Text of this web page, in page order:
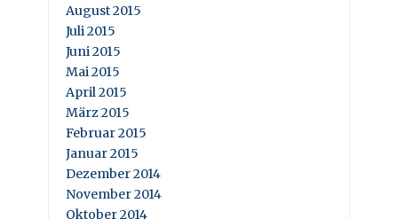
August 2015
Juli 2015
Juni 2015
Mai 2015
April 2015
März 2015
Februar 2015
Januar 2015
Dezember 2014
November 2014
Oktober 2014